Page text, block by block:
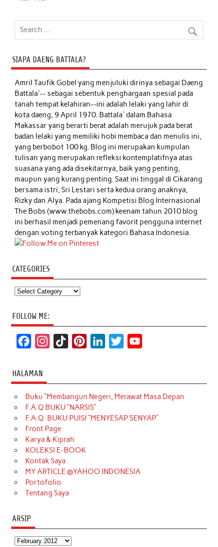
SIAPA DAENG BATTALA?
Amril Taufik Gobelyang menjuluki dirinya sebagai Daeng
Battala'-- sebagai sebentuk penghargaan spesial pada
tanah tempat kelahiran--ini adalah lelaki yang lahir di
kota daeng, 9 April 1970. Battala' dalam Bahasa
Makassar yang berarti berat adalah merujuk pada berat
badan lelaki yang memiliki hobi membaca dan menulis ini,
yang berbobot 100 kg. Blog ini merupakan kumpulan
tulisan yang merupakan refleksi kontemplatifnya atas
suasana yang ada disekitarnya, baik yang penting,
maupun yang kurang penting. Saat ini tinggal di Cikarang
bersama istri, Sri Lestari serta kedua orang anaknya,
Rizky dan Alya. Pada ajang Kompetisi Blog Internasional
The Bobs (www.thebobs.com) keenam tahun 2010 blog
ini berhasil menjadi pemenang favorit pengguna internet
dengan voting terbanyak kategori Bahasa Indonesia.
CATEGORIES
Categories
FOLLOW ME:
c
e
b
o
o
k
t
a
g
r
a
m
T
o
k
t
e
r
k
e
d
t
t
e
T
u
b
HALAMAN
Buku “Membangun Negeri, Merawat Masa Depan
F.A.Q BUKU “NARSIS”
F.A.Q. BUKU PUISI “MENYESAP SENYAP”
Front Page
Karya & Kiprah
KOLEKSI E-BOOK
Kontak Saya
MY ARTICLE @YAHOO INDONESIA
Portofolio
Tentang Saya
ARSIP
Arsip